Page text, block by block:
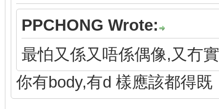
PPCHONG Wrote:
最怕又係又唔係偶像,又冇
你有body,有d 樣應該都得既